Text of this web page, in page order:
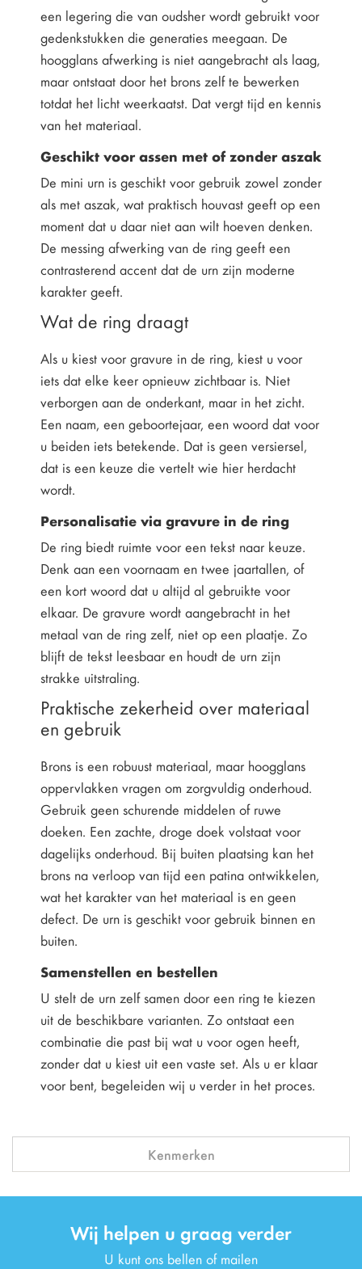
een legering die van oudsher wordt gebruikt voor
gedenkstukken die generaties meegaan. De
hoogglans afwerking is niet aangebracht als laag,
maar ontstaat door het brons zelf te bewerken
totdat het licht weerkaatst. Dat vergt tijd en kennis
van het materiaal.
Geschikt voor assen met of zonder aszak
De mini urn is geschikt voor gebruik zowel zonder
als met aszak, wat praktisch houvast geeft op een
moment dat u daar niet aan wilt hoeven denken.
De messing afwerking van de ring geeft een
contrasterend accent dat de urn zijn moderne
karakter geeft.
Wat de ring draagt
Als u kiest voor gravure in de ring, kiest u voor
iets dat elke keer opnieuw zichtbaar is. Niet
verborgen aan de onderkant, maar in het zicht.
Een naam, een geboortejaar, een woord dat voor
u beiden iets betekende. Dat is geen versiersel,
dat is een keuze die vertelt wie hier herdacht
wordt.
Personalisatie via gravure in de ring
De ring biedt ruimte voor een tekst naar keuze.
Denk aan een voornaam en twee jaartallen, of
een kort woord dat u altijd al gebruikte voor
elkaar. De gravure wordt aangebracht in het
metaal van de ring zelf, niet op een plaatje. Zo
blijft de tekst leesbaar en houdt de urn zijn
strakke uitstraling.
Praktische zekerheid over materiaal
en gebruik
Brons is een robuust materiaal, maar hoogglans
oppervlakken vragen om zorgvuldig onderhoud.
Gebruik geen schurende middelen of ruwe
doeken. Een zachte, droge doek volstaat voor
dagelijks onderhoud. Bij buiten plaatsing kan het
brons na verloop van tijd een patina ontwikkelen,
wat het karakter van het materiaal is en geen
defect. De urn is geschikt voor gebruik binnen en
buiten.
Samenstellen en bestellen
U stelt de urn zelf samen door een ring te kiezen
uit de beschikbare varianten. Zo ontstaat een
combinatie die past bij wat u voor ogen heeft,
zonder dat u kiest uit een vaste set. Als u er klaar
voor bent, begeleiden wij u verder in het proces.
Kenmerken
Wij helpen u graag verder
U kunt ons bellen of mailen